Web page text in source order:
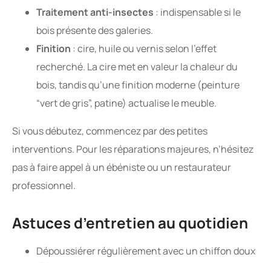
Traitement anti-insectes : indispensable si le
bois présente des galeries.
Finition : cire, huile ou vernis selon l’effet
recherché. La cire met en valeur la chaleur du
bois, tandis qu’une finition moderne (peinture
“vert de gris”, patine) actualise le meuble.
Si vous débutez, commencez par des petites
interventions. Pour les réparations majeures, n’hésitez
pas à faire appel à un ébéniste ou un restaurateur
professionnel.
Astuces d’entretien au quotidien
Dépoussiérer régulièrement avec un chiffon doux